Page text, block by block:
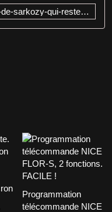
http://www.leparisien.fr/politique/la-justice-valide-les-ecoutes-de-sarkozy-qui-reste-mis-en-examen-07-05-2015-4753149.php#xtor=AD-1481423551
Programmation
télécommande NICE